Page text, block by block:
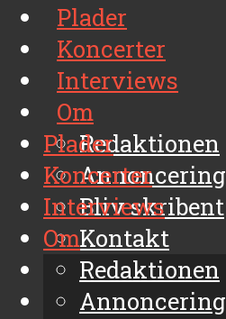
Plader
Koncerter
Interviews
Om
Redaktionen
Annoncering
Bliv skribent
Kontakt
Arkiv
Plader
Koncerter
Interviews
Om
Redaktionen
Annoncering